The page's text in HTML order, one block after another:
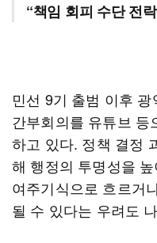
“책임 회피 수단 전
민선 9기 출범 이후
간부회의를 유튜브
하고 있다. 정책 결정
해 행정의 투명성을
여주기식으로 흐르거
될 수 있다는 우려도